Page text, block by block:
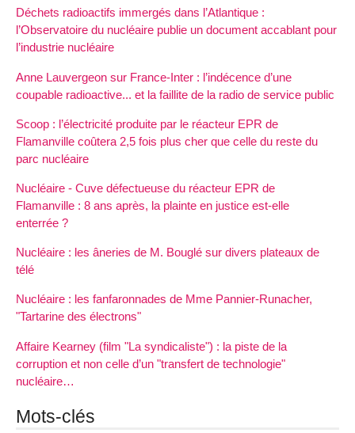
Déchets radioactifs immergés dans l’Atlantique :
l’Observatoire du nucléaire publie un document accablant pour
l’industrie nucléaire
Anne Lauvergeon sur France-Inter : l’indécence d’une
coupable radioactive... et la faillite de la radio de service public
Scoop : l’électricité produite par le réacteur EPR de
Flamanville coûtera 2,5 fois plus cher que celle du reste du
parc nucléaire
Nucléaire - Cuve défectueuse du réacteur EPR de
Flamanville : 8 ans après, la plainte en justice est-elle
enterrée ?
Nucléaire : les âneries de M. Bouglé sur divers plateaux de
télé
Nucléaire : les fanfaronnades de Mme Pannier-Runacher,
"Tartarine des électrons"
Affaire Kearney (film "La syndicaliste") : la piste de la
corruption et non celle d’un "transfert de technologie"
nucléaire…
Mots-clés